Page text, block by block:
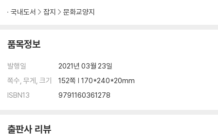
44 Academic Manual
농장의 환경과 사육 방식을 가늠할 수 있는 새로운 지표, 달걀 패키지
68 Morning Habits
달걀의 인기를 증명하는 소셜미디어 속 아침 메뉴 관련 피드
72 Interview
72 Walter Manzke 밝고 자유로운 캘리포니아의 감성과 최상의 식재료
국내도서 잡지 문화교양지
품목정보
발행일
2021년 03월 23일
쪽수, 무게, 크기
152쪽 | 170*240*20mm
ISBN13
9791160361278
출판사 리뷰